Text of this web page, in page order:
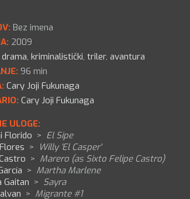
Bez imena
2009
drama, kriminalistički, triler, avantura
96 min
Cary Joji Fukunaga
Cary Joji Fukunaga
ULOGE:
Florido > El Sipe
> Willy 'El Casper'
> Marero (as Sixto Felipe Castro)
> Martha Marlene
Gaitan > Sayra
> Migrante #1